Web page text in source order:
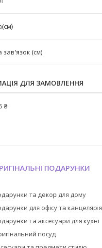
(см)
ДЛЯ ЗАМОВЛЕННЯ
₴
ПОДАРУНКИ
та декор для дому
для офісу та канцелярія
та аксесуари для кухні
посуд